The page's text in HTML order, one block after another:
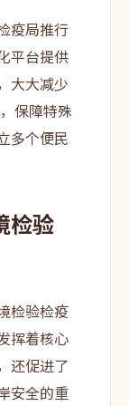
疫局推行
平台提供
大大减少
保障特殊
多个便民
检验
检验检疫
挥着核心
还促进了
安全的重